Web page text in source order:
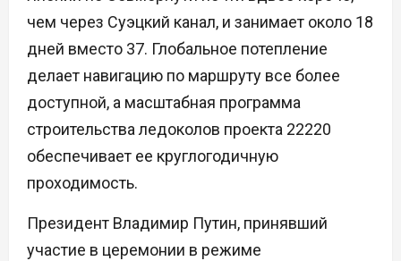
чем через Суэцкий канал, и занимает около 18
дней вместо 37. Глобальное потепление
делает навигацию по маршруту все более
доступной, а масштабная программа
строительства ледоколов проекта 22220
обеспечивает ее круглогодичную
проходимость.
Президент Владимир Путин, принявший
участие в церемонии в режиме